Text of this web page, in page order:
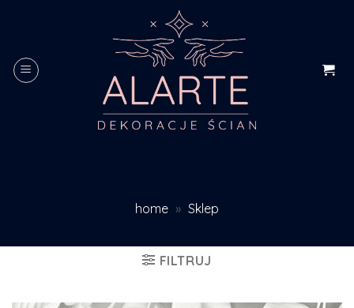
home » Sklep
FILTRUJ